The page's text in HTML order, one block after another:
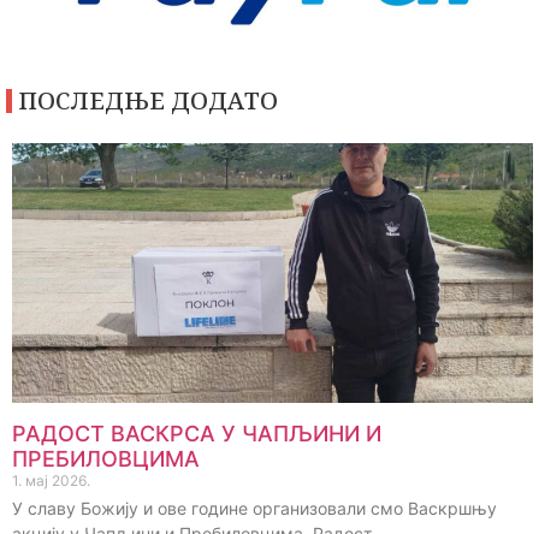
ПОСЛЕДЊЕ ДОДАТО
РАДОСТ ВАСКРСА У ЧАПЉИНИ И
ПРЕБИЛОВЦИМА
1. мај 2026.
У славу Божију и ове године организовали смо Васкршњу